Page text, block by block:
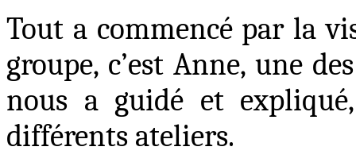
Tout a commencé par la
groupe, c’est Anne, une
nous a guidé et
différents ateliers.